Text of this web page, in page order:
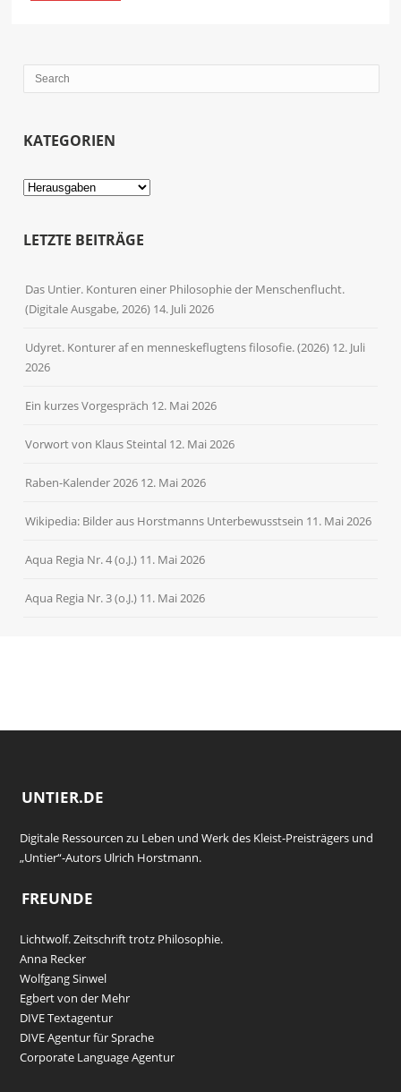
KATEGORIEN
Kategorien
LETZTE BEITRÄGE
Das Untier. Konturen einer Philosophie der Menschenflucht.
(Digitale Ausgabe, 2026) 14. Juli 2026
Udyret. Konturer af en menneskeflugtens filosofie. (2026) 12. Juli
2026
Ein kurzes Vorgespräch 12. Mai 2026
Vorwort von Klaus Steintal 12. Mai 2026
Raben-Kalender 2026 12. Mai 2026
Wikipedia: Bilder aus Horstmanns Unterbewusstsein 11. Mai 2026
Aqua Regia Nr. 4 (o.J.) 11. Mai 2026
Aqua Regia Nr. 3 (o.J.) 11. Mai 2026
UNTIER.DE
Digitale Ressourcen zu Leben und Werk des Kleist-Preisträgers und
„Untier“-Autors Ulrich Horstmann.
FREUNDE
Lichtwolf. Zeitschrift trotz Philosophie.
Anna Recker
Wolfgang Sinwel
Egbert von der Mehr
DIVE Textagentur
DIVE Agentur für Sprache
Corporate Language Agentur